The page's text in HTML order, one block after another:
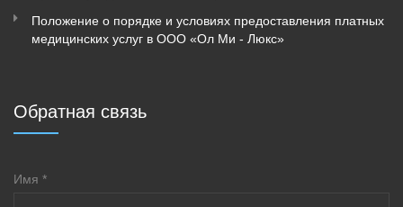
Положение о порядке и условиях предоставления платных
медицинских услуг в ООО «Ол Ми - Люкс»
Обратная связь
Имя *